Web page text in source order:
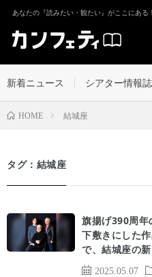
あなたの『読みたい・観たい』がここにある！
新着ニュース シアター情報
HOME 結城座
タグ：結城座
2025.05.07
旗揚げ390周年
下敷きにした
で、結城座の